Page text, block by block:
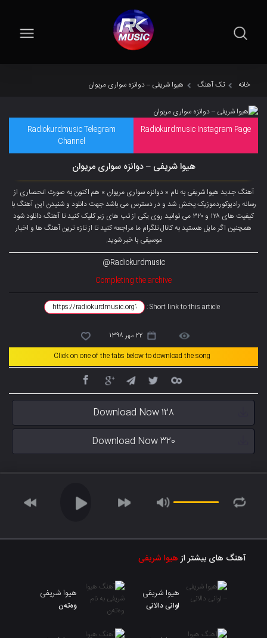
خانه تک آهنگ هیوا شریفی – دوانزه سواری مریوان
Radiokurdmusic Instagram Page
Radiokurdmusic Telegram
Channel
هیوا شریفی – دوانزه سواری مریوان
آهنگ جدید هیوا شریفی به نام « دوانزه سواری مریوان » هم اکنون به صورت انحصاری از
رسانه رادیوکوردموزیک پخش شد و در دسترس می باشد جهت دانلود و شنیدن این آهنگ با
کیفیت های ۱۲۸ و ۳۲۰ می توانید روی یکی از تب های زیر کلیک کنید تا آهنگ دانلود شود
همچنین اگر مایل هستید به کانال تلگرام ما مراجعه کنید تا از تازه ترین آهنگ ها و اخبار
موسیقی با خبر شوید.
Radiokurdmusic@
Completing the archive
Short link to this article :
22 مهر 1398
Click on one of the tabs below to download the song
Download Now 128
Download Now 320
آهنگ های بیشتر ازهیوا شریفی
هیوا شریفی
لوانی دالانی
هیوا شریفی
وەتەن